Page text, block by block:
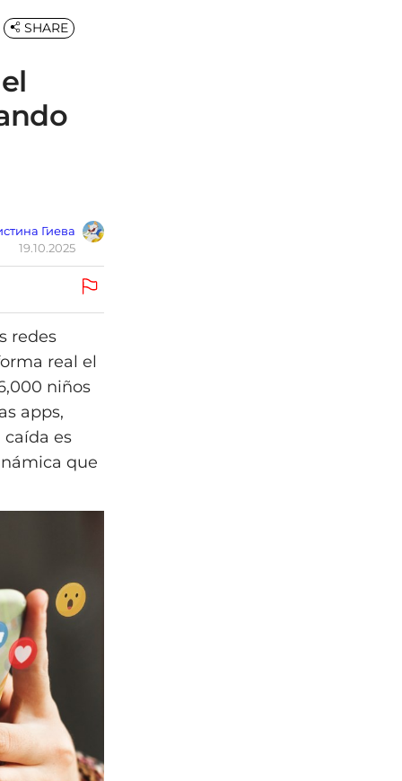
Гиева
19.10.2025
SHARE
redes
real el
niños
apps,
es
que